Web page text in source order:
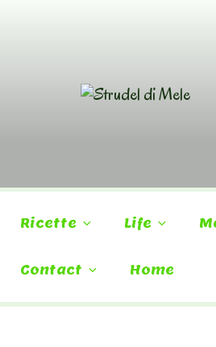
Ricette Life
Contact Home